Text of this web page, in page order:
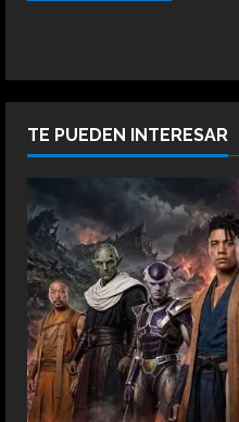
TE PUEDEN INTERESAR